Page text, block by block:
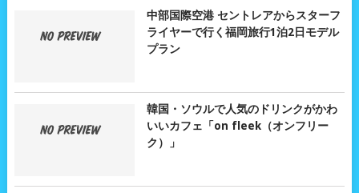
中部国際空港 セントレアからスターフ
ライヤーで行く福岡旅行1泊2日モデル
プラン
韓国・ソウルで人気のドリンクがかわ
いいカフェ「on fleek（オンフリー
ク）」